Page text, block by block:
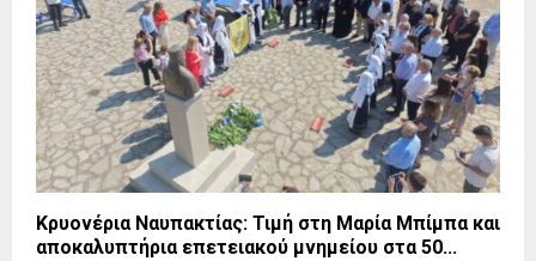
Κρυονέρια Ναυπακτίας: Τιμή στη Μαρία Μπίμπα και
αποκαλυπτήρια επετειακού μνημείου στα 50...